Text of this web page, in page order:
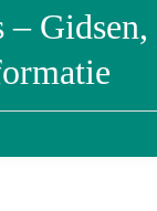
– Gidsen,